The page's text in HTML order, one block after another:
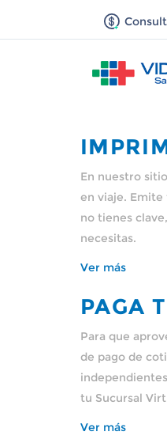
En nuestro
en viaje. Emite
no tienes
necesitas.
Ver más
PAGA
Para que
de pago de
tu Sucursal
Ver más